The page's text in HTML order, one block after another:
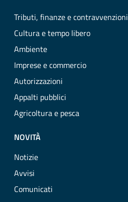
Tributi, finanze e contravvenzioni
Cultura e tempo libero
Ambiente
Imprese e commercio
Autorizzazioni
Appalti pubblici
Agricoltura e pesca
NOVITÀ
Notizie
Avvisi
Comunicati